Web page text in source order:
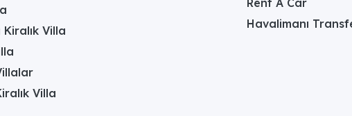
oturma grupları ve salıncak yer alır. Geniş bahçede
keyifli sofralara dönüştürebileceğiniz bir alan
havuzu, jakuzili ebeveyn odası, barbekü alanı
Villa
Villa
Havalimanı